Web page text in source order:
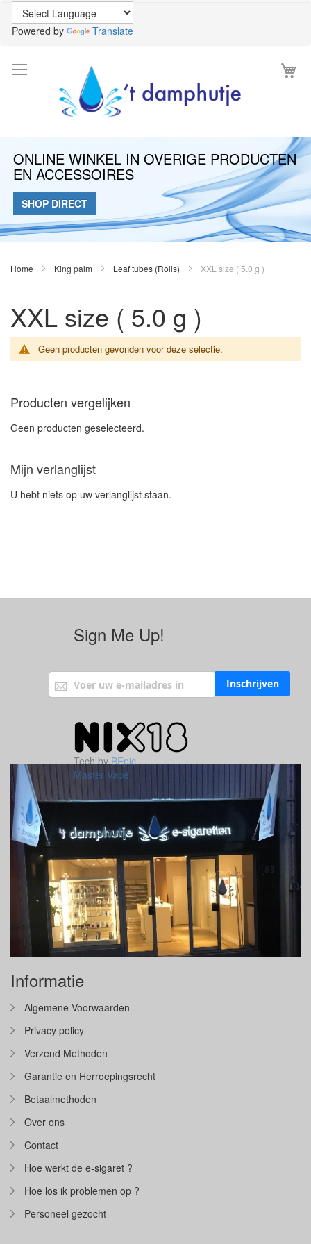
Powered by Translate
ONLINE WINKEL IN OVERIGE PRODUCTEN
EN ACCESSOIRES
SHOP DIRECT
Home King palm Leaf tubes (Rolls) XXL size ( 5.0 g )
XXL size ( 5.0 g )
Geen producten gevonden voor deze selectie.
Producten vergelijken
Geen producten geselecteerd.
Mijn verlanglijst
U hebt niets op uw verlanglijst staan.
Abonneer u op onze nieuwsbrief
Inschrijven
Informatie
Algemene Voorwaarden
Privacy policy
Verzend Methoden
Garantie en Herroepingsrecht
Betaalmethoden
Over ons
Contact
Hoe werkt de e-sigaret ?
Hoe los ik problemen op ?
Personeel gezocht
Sign Me Up!
Tech byBEpic
Master Vape